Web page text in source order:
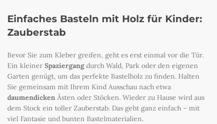
Einfaches Basteln mit Holz für Kinder:
Zauberstab
Bevor Sie zum Kleber greifen, geht es erst einmal vor die Tür.
Ein kleiner Spaziergang durch Wald, Park oder den eigenen
Garten genügt, um das perfekte Bastelholz zu finden. Halten
Sie gemeinsam mit Ihrem Kind Ausschau nach etwa
daumendicken Ästen oder Stöcken. Wieder zu Hause wird aus
dem Stock ein toller Zauberstab. Das geht ganz einfach – mit
viel Fantasie und bunten Bastelmaterialien.